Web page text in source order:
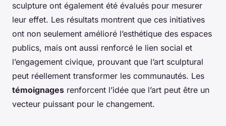
sculpture ont également été évalués pour mesurer
leur effet. Les résultats montrent que ces initiatives
ont non seulement amélioré l’esthétique des espaces
publics, mais ont aussi renforcé le lien social et
l’engagement civique, prouvant que l’art sculptural
peut réellement transformer les communautés. Les
témoignages renforcent l’idée que l’art peut être un
vecteur puissant pour le changement.